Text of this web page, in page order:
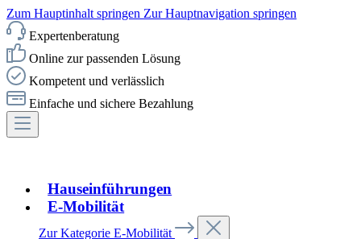
Zum Hauptinhalt springen Zur Hauptnavigation springen
Expertenberatung
Online zur passenden Lösung
Kompetent und verlässlich
Einfache und sichere Bezahlung
Hauseinführungen
E-Mobilität
Zur Kategorie E-Mobilität